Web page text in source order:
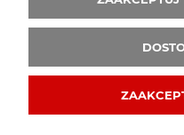
Zapisz się do